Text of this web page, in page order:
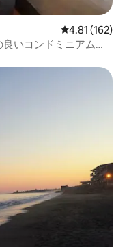
レビュー162
4.81 (162)
いコンドミニアム。6